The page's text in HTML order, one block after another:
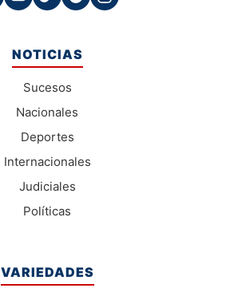
NOTICIAS
Sucesos
Nacionales
Deportes
Internacionales
Judiciales
Políticas
VARIEDADES